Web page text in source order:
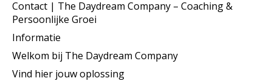
Contact | The Daydream Company – Coaching &
Persoonlijke Groei
Informatie
Welkom bij The Daydream Company
Vind hier jouw oplossing